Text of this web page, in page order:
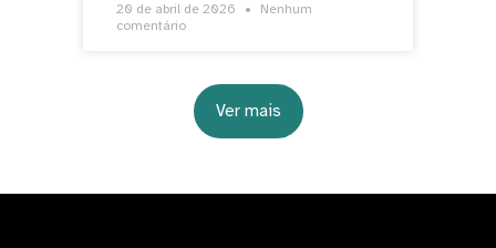
20 de abril de 2026
Nenhum
comentário
Ver mais